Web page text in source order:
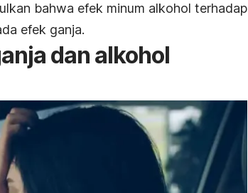
bahwa efek minum alkohol terhadap
efek ganja.
dan alkohol